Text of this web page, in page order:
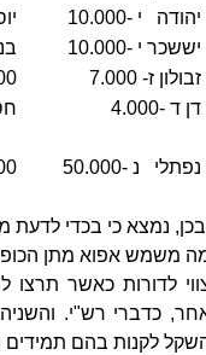
יהודה י -10.000
יששכר י -10.000
זבולון ז- 7.000
דן ד -4.000
נפתלי נ -50.000
נמצא כי בכדי לדעת
משמש אפוא מתן
לדורות כאשר
כדברי רש"י.
לקנות בהם תמידים